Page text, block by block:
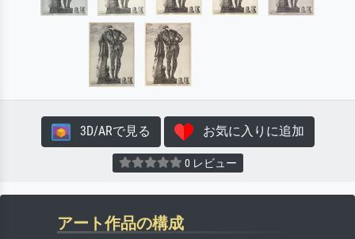
3D/ARで見る お気に入りに追加
0 レビュー
アート作品の構成